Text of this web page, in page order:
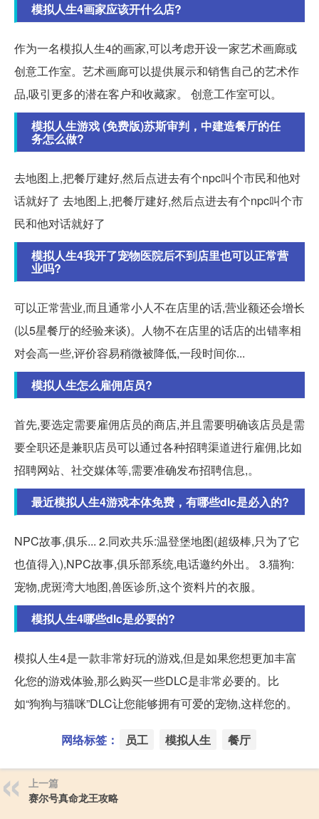
模拟人生4画家应该开什么店?
作为一名模拟人生4的画家,可以考虑开设一家艺术画廊或
创意工作室。艺术画廊可以提供展示和销售自己的艺术作
品,吸引更多的潜在客户和收藏家。 创意工作室可以。
模拟人生游戏 (免费版)苏斯审判，中建造餐厅的任
务怎么做?
去地图上,把餐厅建好,然后点进去有个npc叫个市民和他对
话就好了 去地图上,把餐厅建好,然后点进去有个npc叫个市
民和他对话就好了
模拟人生4我开了宠物医院后不到店里也可以正常营
业吗?
可以正常营业,而且通常小人不在店里的话,营业额还会增长
(以5星餐厅的经验来谈)。人物不在店里的话店的出错率相
对会高一些,评价容易稍微被降低,一段时间你...
模拟人生怎么雇佣店员?
首先,要选定需要雇佣店员的商店,并且需要明确该店员是需
要全职还是兼职店员可以通过各种招聘渠道进行雇佣,比如
招聘网站、社交媒体等,需要准确发布招聘信息,。
最近模拟人生4游戏本体免费，有哪些dlc是必入的?
NPC故事,俱乐... 2.同欢共乐:温登堡地图(超级棒,只为了它
也值得入),NPC故事,俱乐部系统,电话邀约外出。 3.猫狗:
宠物,虎斑湾大地图,兽医诊所,这个资料片的衣服。
模拟人生4哪些dlc是必要的?
模拟人生4是一款非常好玩的游戏,但是如果您想更加丰富
化您的游戏体验,那么购买一些DLC是非常必要的。比
如“狗狗与猫咪”DLC让您能够拥有可爱的宠物,这样您的。
网络标签： 员工 模拟人生 餐厅
上一篇
赛尔号真命龙王攻略